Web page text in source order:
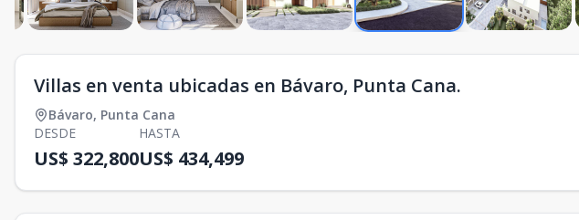
Villas en venta ubicadas en Bávaro, Punta Cana.
Bávaro, Punta Cana
DESDE
US$ 322,800
HASTA
US$ 434,499